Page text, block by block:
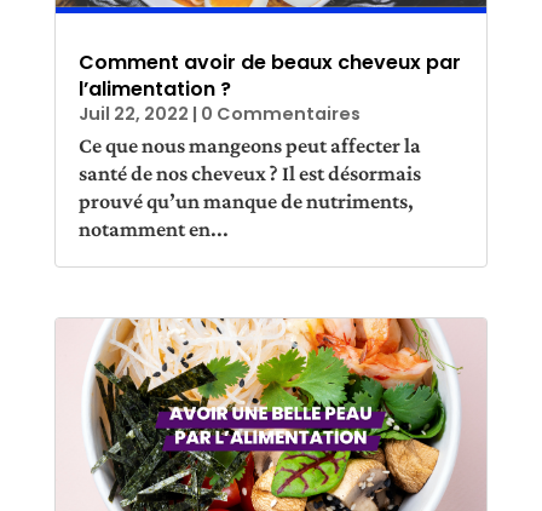
Comment avoir de beaux cheveux par
l’alimentation ?
Juil 22, 2022 | 0 Commentaires
Ce que nous mangeons peut affecter la
santé de nos cheveux ? Il est désormais
prouvé qu’un manque de nutriments,
notamment en...